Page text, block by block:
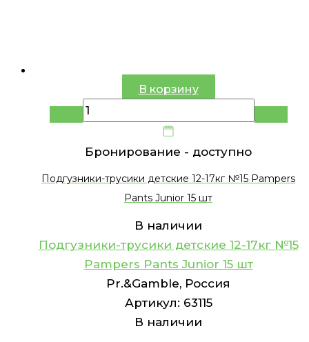
В корзину
Бронирование - доступно
Подгузники-трусики детские 12-17кг №15 Pampers
Pants Junior 15 шт
В наличии
Подгузники-трусики детские 12-17кг №15
Pampers Pants Junior 15 шт
Pr.&Gamble, Россия
Артикул: 63115
В наличии